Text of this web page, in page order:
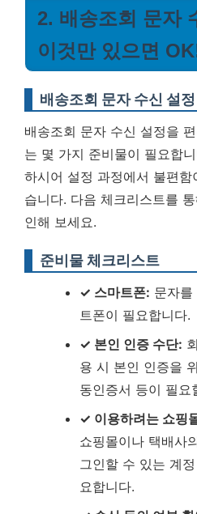
2. 배송조회 문자
이것만 있으면
배송조회 문자 수신 설
배송조회 문자 수신 설정을
는 몇 가지 준비물이 필요합
하시어 설정 과정에서 불편
습니다. 다음 체크리스트를
인해 보세요.
준비물 체크리스트
✓ 스마트폰: 문자
트폰이 필요합니다.
✓ 본인 인증 수단:
용 시 본인 인증을
동인증서 등이 필요
✓ 이용하려는 쇼핑
쇼핑몰이나 택배사
그인할 수 있는 계
요합니다.